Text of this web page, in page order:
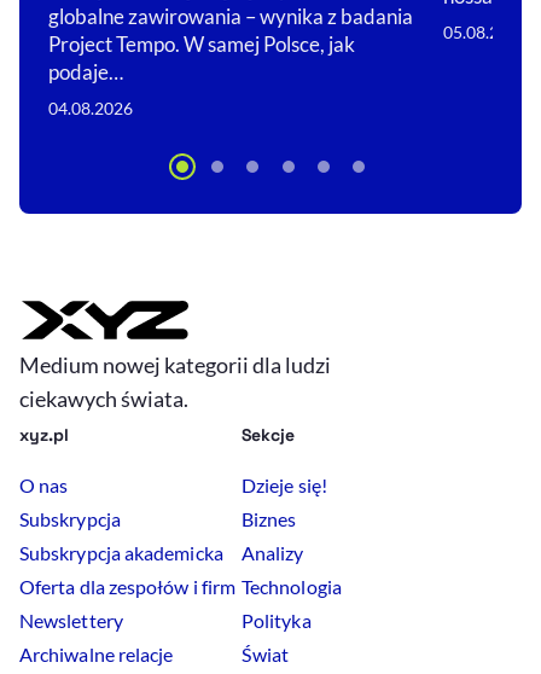
globalne zawirowania – wynika z badania
Project Tempo. W samej Polsce, jak
podaje…
04.08.2026
05.08.2026
Medium nowej kategorii dla ludzi
ciekawych świata.
xyz.pl
O nas
Subskrypcja
Subskrypcja akademicka
Oferta dla zespołów i firm
Newslettery
Archiwalne relacje
Sekcje
Dzieje się!
Biznes
Analizy
Technologia
Polityka
Świat